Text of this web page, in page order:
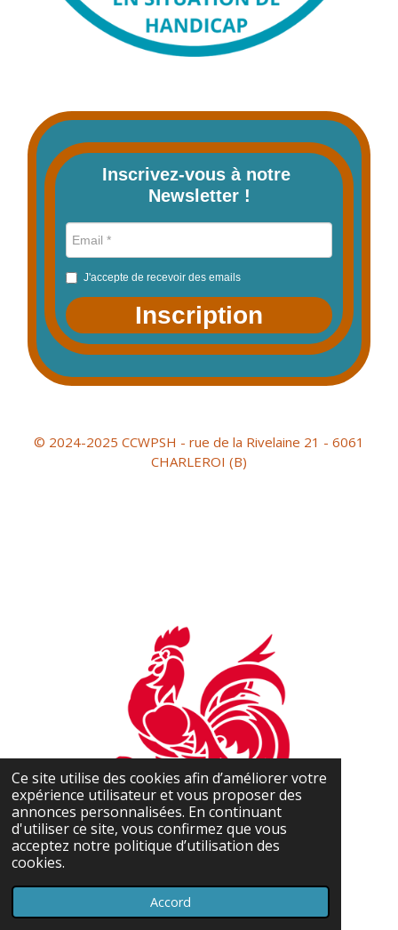
Ce site utilise des cookies afin d’améliorer votre
expérience utilisateur et vous proposer des
annonces personnalisées. En continuant
d'utiliser ce site, vous confirmez que vous
acceptez notre politique d’utilisation des
cookies.
Accord
Inscrivez-vous à notre
Newsletter !
J'accepte de recevoir des emails
Inscription
© 2024-2025 CCWPSH - rue de la Rivelaine 21 - 6061
CHARLEROI (B)